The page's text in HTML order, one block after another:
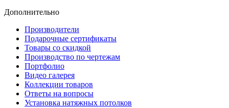
Дополнительно
Производители
Подарочные сертификаты
Товары со скидкой
Производство по чертежам
Портфолио
Видео галерея
Коллекции товаров
Ответы на вопросы
Установка натяжных потолков